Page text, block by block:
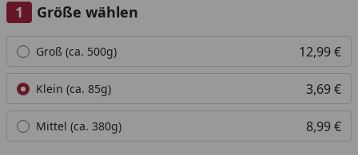
Größe wählen
Alle anzeigen (3)
Groß (ca. 500g) 12,99 €
Klein (ca. 85g) 3,69 €
Mittel (ca. 380g) 8,99 €